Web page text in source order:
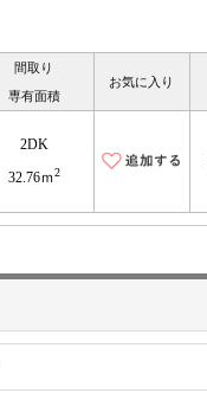
間取り
専有面積
お気に入り
2DK
32.76ｍ2